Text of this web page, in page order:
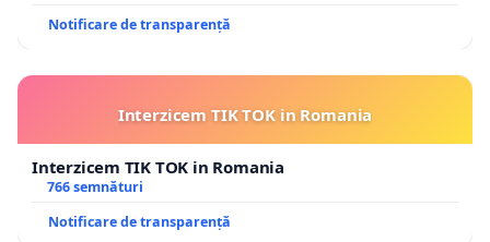
Notificare de transparență
Interzicem TIK TOK in Romania
Interzicem TIK TOK in Romania
766 semnături
Notificare de transparență